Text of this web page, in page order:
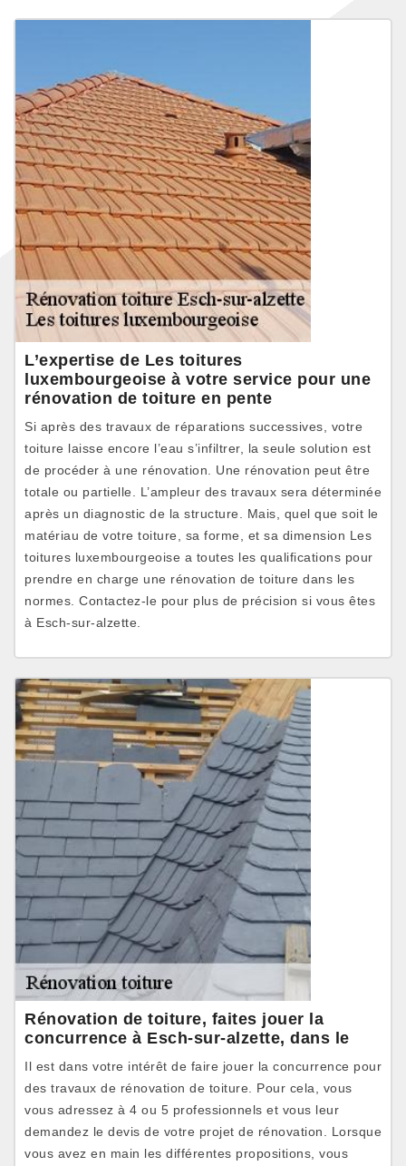
L’expertise de Les toitures
luxembourgeoise à votre service pour une
rénovation de toiture en pente
Si après des travaux de réparations successives, votre
toiture laisse encore l’eau s’infiltrer, la seule solution est
de procéder à une rénovation. Une rénovation peut être
totale ou partielle. L’ampleur des travaux sera déterminée
après un diagnostic de la structure. Mais, quel que soit le
matériau de votre toiture, sa forme, et sa dimension Les
toitures luxembourgeoise a toutes les qualifications pour
prendre en charge une rénovation de toiture dans les
normes. Contactez-le pour plus de précision si vous êtes
à Esch-sur-alzette.
Rénovation de toiture, faites jouer la
concurrence à Esch-sur-alzette, dans le
Il est dans votre intérêt de faire jouer la concurrence pour
des travaux de rénovation de toiture. Pour cela, vous
vous adressez à 4 ou 5 professionnels et vous leur
demandez le devis de votre projet de rénovation. Lorsque
vous avez en main les différentes propositions, vous